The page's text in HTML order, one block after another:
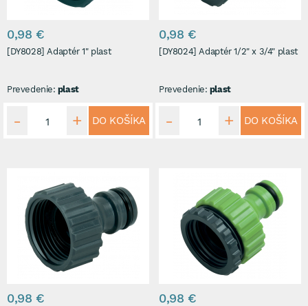
0,98 €
[DY8028] Adaptér 1" plast
Prevedenie: plast
DO KOŠÍKA
0,98 €
[DY8024] Adaptér 1/2" x 3/4" plast
Prevedenie: plast
DO KOŠÍKA
0,98 € 0,98 €